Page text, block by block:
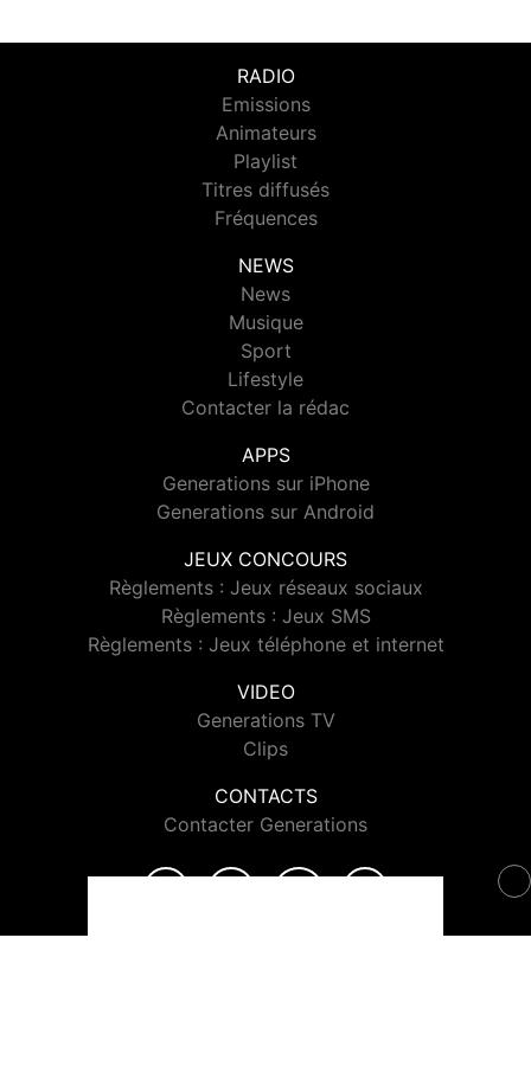
RADIO
Emissions
Animateurs
Playlist
Titres diffusés
Fréquences
NEWS
News
Musique
Sport
Lifestyle
Contacter la rédac
APPS
Generations sur iPhone
Generations sur Android
JEUX CONCOURS
Règlements : Jeux réseaux sociaux
Règlements : Jeux SMS
Règlements : Jeux téléphone et internet
VIDEO
Generations TV
Clips
CONTACTS
Contacter Generations